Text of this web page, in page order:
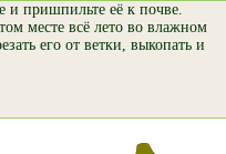
и пришпильте её к почве.
месте всё лето во влажном
его от ветки, выкопать и